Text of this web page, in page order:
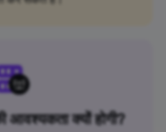
आवश्यकता क्यों होगी?